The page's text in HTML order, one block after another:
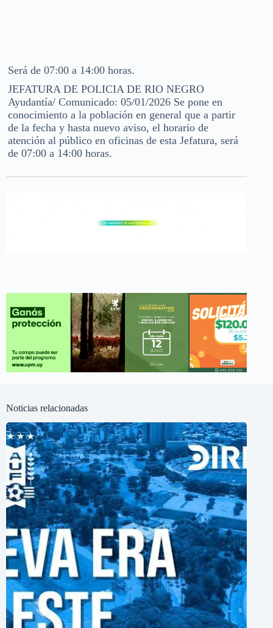
Será de 07:00 a 14:00 horas.
JEFATURA DE POLICIA DE RIO NEGRO
Ayudantía/ Comunicado: 05/01/2026 Se pone en
conocimiento a la población en general que a partir
de la fecha y hasta nuevo aviso, el horario de
atención al público en oficinas de esta Jefatura, será
de 07:00 a 14:00 horas.
Noticias relacionadas